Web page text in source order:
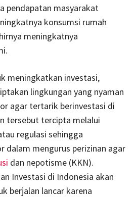
pendapatan masyarakat
konsumsi rumah
meningkatnya
meningkatkan investasi,
lingkungan yang nyaman
agar tertarik berinvestasi di
tersebut tercipta melalui
regulasi sehingga
dalam mengurus perizinan agar
dan nepotisme (KKN).
Investasi di Indonesia akan
berjalan lancar karena